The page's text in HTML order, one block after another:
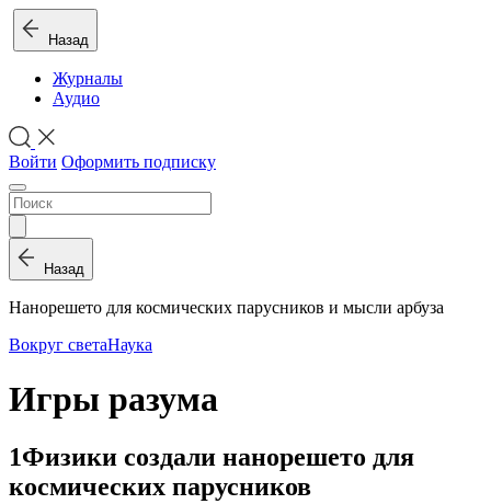
Назад
Журналы
Аудио
Войти Оформить подписку
Назад
Нанорешето для космических парусников и мысли арбуза
Вокруг светаНаука
Игры разума
1Физики создали нанорешето для
космических парусников